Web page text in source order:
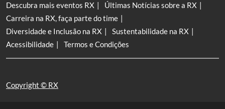
Descubra mais eventos RX
Últimas Notícias sobre a RX
Carreira na RX, faça parte do time
Diversidade e Inclusão na RX
Sustentabilidade na RX
Acessibilidade
Termos e Condições
Copyright © RX